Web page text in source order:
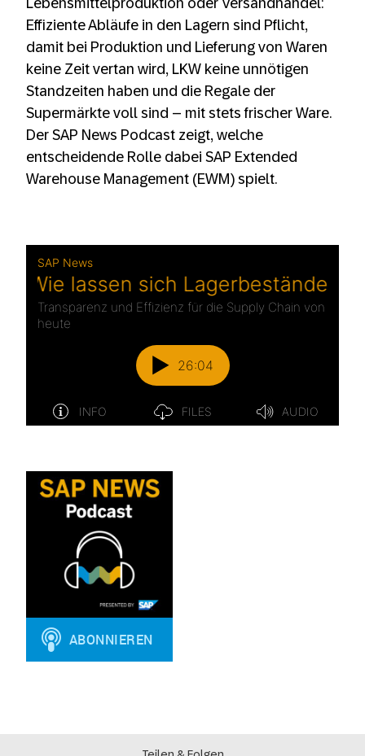
Lebensmittelproduktion oder Versandhandel:
Effiziente Abläufe in den Lagern sind Pflicht,
damit bei Produktion und Lieferung von Waren
keine Zeit vertan wird, LKW keine unnötigen
Standzeiten haben und die Regale der
Supermärkte voll sind – mit stets frischer Ware.
Der SAP News Podcast zeigt, welche
entscheidende Rolle dabei SAP Extended
Warehouse Management (EWM) spielt.